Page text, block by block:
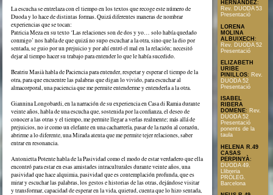
La escucha se entrelaza con el tiempo en los textos que recoge este número de
Duoda y lo hace de distintas formas. Quizá diferentes maneras de nombrar
experiencias que se tocan:
Patricia Meza en su texto ‘Las relaciones son de dos y yo… solo había quedado
conmigo’ nos habla de que quizá no supo escuchar a la otra, sino que la dio por
sentada, se guio por un prejuicio y por ahí entró el mal en la relación; necesitó
dejar al tiempo hacer su trabajo para entender lo que le había sucedido.
Beatriu Masià habla de Paciencia para entender, respetar y esperar el tiempo de la
otra, para que encuentre las palabras que digan lo vivido, para escuchar al
almacorporal, una paciencia que me permite entenderme y entenderla a la otra.
Giannina Longobardi, en la narración de su experiencia en Casa di Ramia durante
veinte años, habla de una escucha que, sostenida por la confianza, el deseo de
conocer a las otras y el tiempo, me permite llegar a verlas realmente; más allá de
prejuicios, no ir como un elefante en una cacharrería, pasar de la razón al corazón,
abrirme a lo diferente, una Mirada atenta que me permite tejer relaciones, saber
entrar en resonancia.
Antonietta Potente habla de la Pasividad como el modo de estar verdadero que ella
encontró para estar en esas amistades intraculturales durante veinte años, una
pasividad que hace alquimia, pasividad que es contemplación profunda, que es
mirar y escuchar las palabras, los gestos e historias de las otras, dejándose visitar
y transformar, capacidad de esperar en la vida, quietud, cuenta que lo hizo sentada,
HERNÁNDEZ:
Rev. DUODA 53
Presentació
LORENA
MOLINA
ALBUIXECH :
Rev. DUODA 52
Presentació
ELIZABETH
URIBE
PINILLOS: Rev.
DUODA 52
Presentació
ISABEL
RIBERA
DOMENE: Rev.
DUODA 52
Presentació
ponents de la
taula
HELENA R.49
CASAS
PERPINYÀ:
DUODA 49.
Llibreria
PRÒLEG.
Barcelona